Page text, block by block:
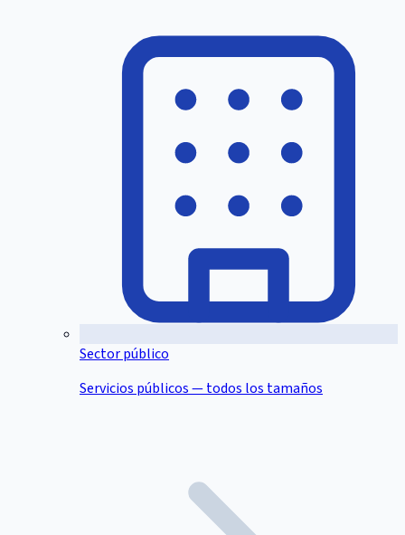
Sector público
Servicios públicos — todos los tamaños